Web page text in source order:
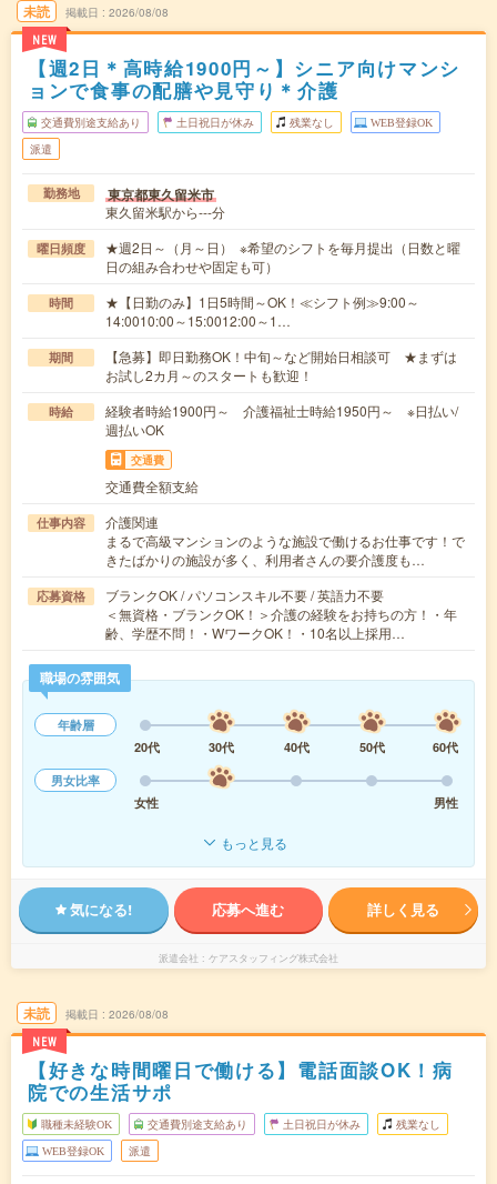
未読
NEW
掲載日 2026/08/08
【週2日＊高時給1900円～】シニア向けマンシ
ョンで食事の配膳や見守り＊介護
交通費別途支給あり 土日祝日が休み 残業なし WEB登録OK
派遣
勤務地 東京都東久留米市
東久留米駅から---分
曜日頻度
★週2日～（月～日） ※希望のシフトを毎月提出（日数と曜
日の組み合わせや固定も可）
時間
★【日勤のみ】1日5時間～OK！≪シフト例≫9:00～
14:0010:00～15:0012:00～1…
期間
【急募】即日勤務OK！中旬～など開始日相談可 ★まずは
お試し2カ月～のスタートも歓迎！
時給
経験者時給1900円～ 介護福祉士時給1950円～ ※日払い/
週払いOK
交通費
交通費全額支給
仕事内容
介護関連
まるで高級マンションのような施設で働けるお仕事です！で
きたばかりの施設が多く、利用者さんの要介護度も…
応募資格
ブランクOK / パソコンスキル不要 / 英語力不要
＜無資格・ブランクOK！＞介護の経験をお持ちの方！・年
齢、学歴不問！・WワークOK！・10名以上採用…
職場の雰囲気
年齢層
20代
30代 40代 50代
60代
男女比率
女性
男性
もっと見る
気になる! 応募へ進む 詳しく見る
派遣会社 ケアスタッフィング株式会社
未読
NEW
掲載日 2026/08/08
【好きな時間曜日で働ける】電話面談OK！病
院での生活サポ
職種未経験OK 交通費別途支給あり 土日祝日が休み 残業なし
WEB登録OK 派遣